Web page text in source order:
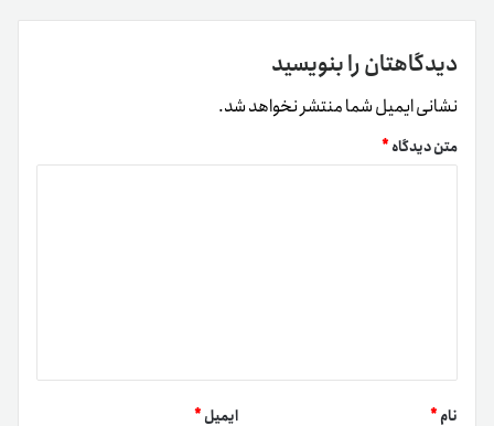
دیدگاهتان را بنویسید
نشانی ایمیل شما منتشر نخواهد شد.
متن دیدگاه*
نام* ایمیل*